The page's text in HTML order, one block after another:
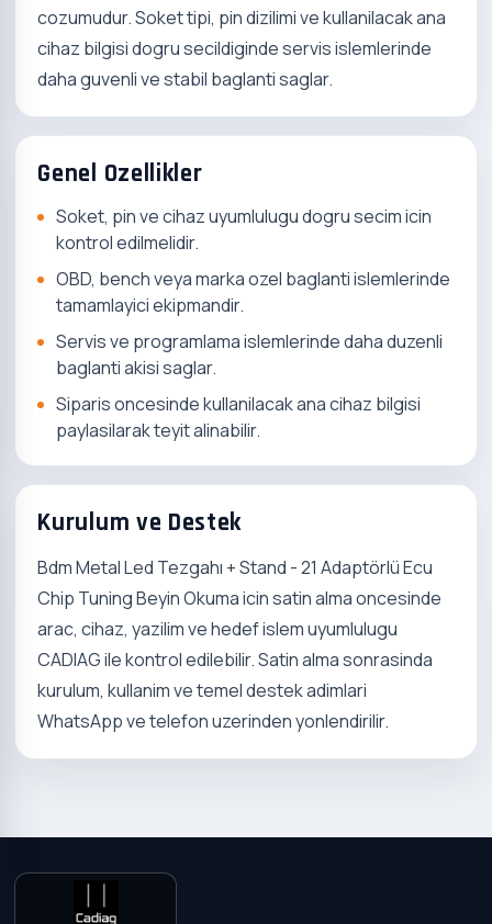
cozumudur. Soket tipi, pin dizilimi ve kullanilacak ana
cihaz bilgisi dogru secildiginde servis islemlerinde
daha guvenli ve stabil baglanti saglar.
Genel Ozellikler
Soket, pin ve cihaz uyumlulugu dogru secim icin
kontrol edilmelidir.
OBD, bench veya marka ozel baglanti islemlerinde
tamamlayici ekipmandir.
Servis ve programlama islemlerinde daha duzenli
baglanti akisi saglar.
Siparis oncesinde kullanilacak ana cihaz bilgisi
paylasilarak teyit alinabilir.
Kurulum ve Destek
Bdm Metal Led Tezgahı + Stand - 21 Adaptörlü Ecu
Chip Tuning Beyin Okuma icin satin alma oncesinde
arac, cihaz, yazilim ve hedef islem uyumlulugu
CADIAG ile kontrol edilebilir. Satin alma sonrasinda
kurulum, kullanim ve temel destek adimlari
WhatsApp ve telefon uzerinden yonlendirilir.